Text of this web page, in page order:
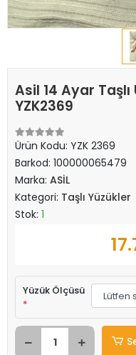
Asil 14 Ayar
YZK2369
Ürün Kodu: YZK 2369
Barkod: 100000065479
Marka: ASİL
Kategori: Taşlı Yüzükler
Stok: 1
Yüzük Ölçüsü
*